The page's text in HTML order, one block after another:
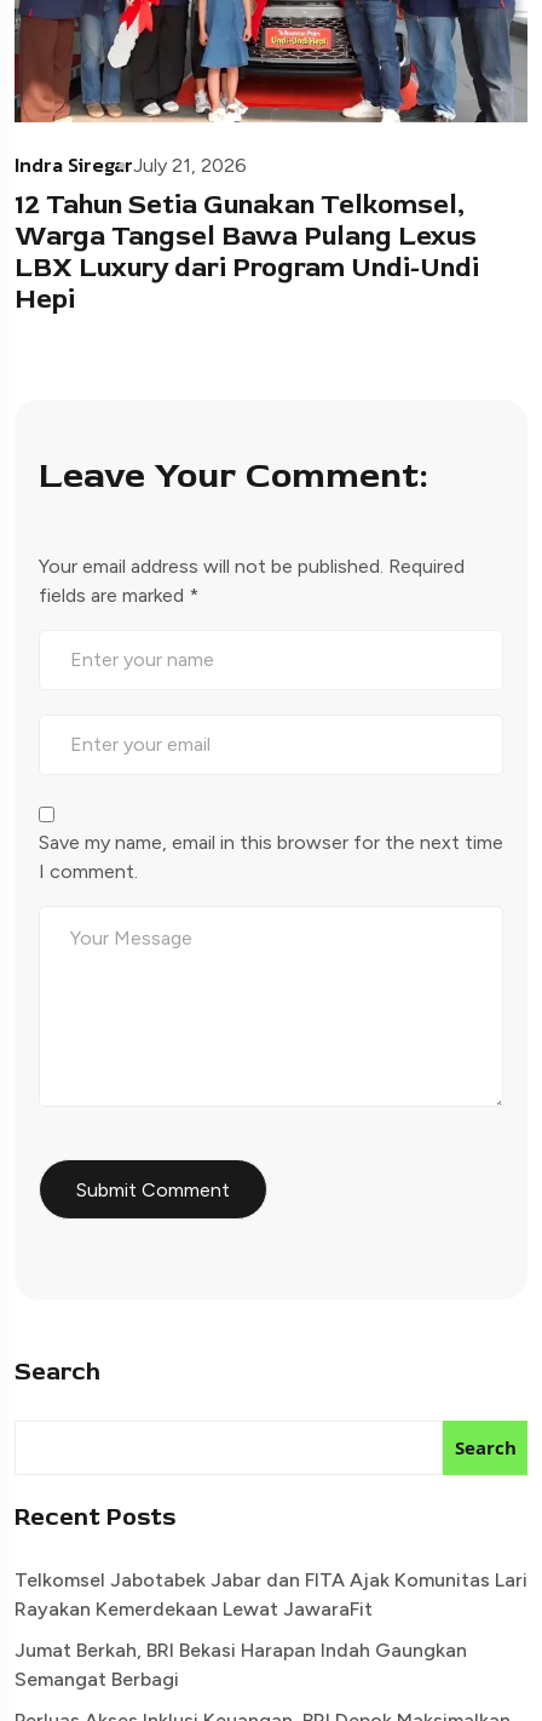
Indra SiregarJuly 21, 2026
12 Tahun Setia Gunakan Telkomsel,
Warga Tangsel Bawa Pulang Lexus
LBX Luxury dari Program Undi-Undi
Hepi
Leave Your Comment:
Your email address will not be published. Required
fields are marked *
Save my name, email in this browser for the next time
I comment.
Search
Search
Recent Posts
Telkomsel Jabotabek Jabar dan FITA Ajak Komunitas Lari
Rayakan Kemerdekaan Lewat JawaraFit
Jumat Berkah, BRI Bekasi Harapan Indah Gaungkan
Semangat Berbagi